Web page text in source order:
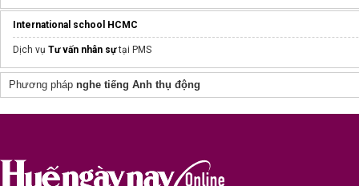
International school HCMC
Dịch vụ Tư vấn nhân sựtại PMS
Phương pháp nghe tiếng Anh thụ động